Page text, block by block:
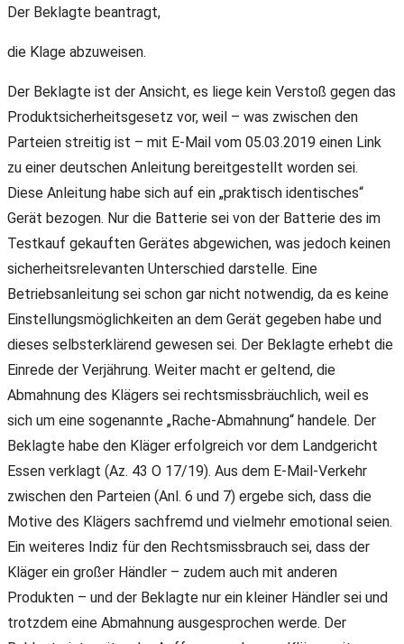
Der Beklagte beantragt,
die Klage abzuweisen.
Der Beklagte ist der Ansicht, es liege kein Verstoß gegen das
Produktsicherheitsgesetz vor, weil – was zwischen den
Parteien streitig ist – mit E-Mail vom 05.03.2019 einen Link
zu einer deutschen Anleitung bereitgestellt worden sei.
Diese Anleitung habe sich auf ein „praktisch identisches“
Gerät bezogen. Nur die Batterie sei von der Batterie des im
Testkauf gekauften Gerätes abgewichen, was jedoch keinen
sicherheitsrelevanten Unterschied darstelle. Eine
Betriebsanleitung sei schon gar nicht notwendig, da es keine
Einstellungsmöglichkeiten an dem Gerät gegeben habe und
dieses selbsterklärend gewesen sei. Der Beklagte erhebt die
Einrede der Verjährung. Weiter macht er geltend, die
Abmahnung des Klägers sei rechtsmissbräuchlich, weil es
sich um eine sogenannte „Rache-Abmahnung“ handele. Der
Beklagte habe den Kläger erfolgreich vor dem Landgericht
Essen verklagt (Az. 43 O 17/19). Aus dem E-Mail-Verkehr
zwischen den Parteien (Anl. 6 und 7) ergebe sich, dass die
Motive des Klägers sachfremd und vielmehr emotional seien.
Ein weiteres Indiz für den Rechtsmissbrauch sei, dass der
Kläger ein großer Händler – zudem auch mit anderen
Produkten – und der Beklagte nur ein kleiner Händler sei und
trotzdem eine Abmahnung ausgesprochen werde. Der